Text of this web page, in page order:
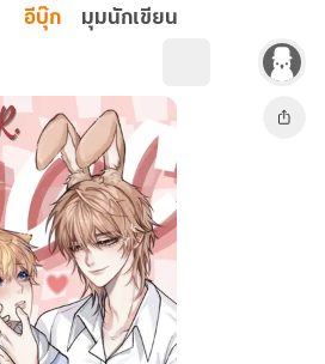
อีบุ๊ก มุมนักเขียน